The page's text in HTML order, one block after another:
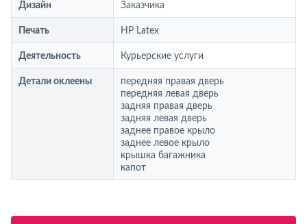
Дизайн Заказчика
Печать HP Latex
Деятельность Курьерские услуги
Детали оклеены
передняя правая дверь
передняя левая дверь
задняя правая дверь
задняя левая дверь
заднее правое крыло
заднее левое крыло
крышка багажника
капот